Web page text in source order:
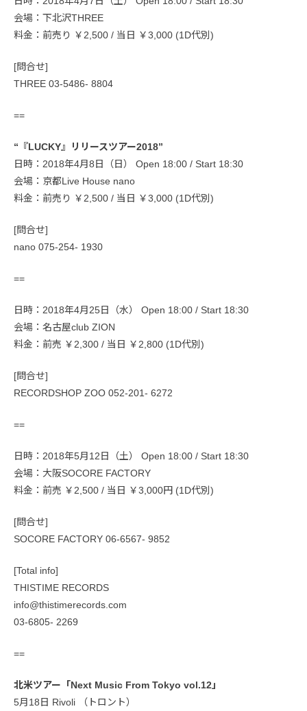
会場：下北沢THREE
料金：前売り ￥2,500 / 当日 ￥3,000 (1D代別)
[問合せ]
THREE 03-5486- 8804
==
“『LUCKY』リリースツアー2018”
日時：2018年4月8日（日） Open 18:00 / Start 18:30
会場：京都Live House nano
料金：前売り ￥2,500 / 当日 ￥3,000 (1D代別)
[問合せ]
nano 075-254- 1930
==
日時：2018年4月25日（水） Open 18:00 / Start 18:30
会場：名古屋club ZION
料金：前売 ￥2,300 / 当日 ￥2,800 (1D代別)
[問合せ]
RECORDSHOP ZOO 052-201- 6272
==
日時：2018年5月12日（土） Open 18:00 / Start 18:30
会場：大阪SOCORE FACTORY
料金：前売 ￥2,500 / 当日 ￥3,000円 (1D代別)
[問合せ]
SOCORE FACTORY 06-6567- 9852
[Total info]
THISTIME RECORDS
info@thistimerecords.com
03-6805- 2269
==
北米ツアー「Next Music From Tokyo vol.12」
5月18日 Rivoli （トロント）